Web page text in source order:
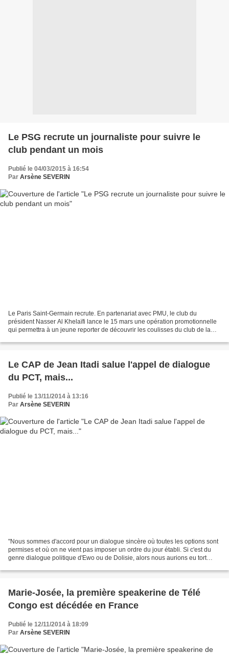
Le PSG recrute un journaliste pour suivre le
club pendant un mois
Publié le 04/03/2015 à 16:54
Par Arsène SEVERIN
Le Paris Saint-Germain recrute. En partenariat avec PMU, le club du
président Nasser Al Khelaïfi lance le 15 mars une opération promotionnelle
qui permettra à un jeune reporter de découvrir les coulisses du club de la
Le CAP de Jean Itadi salue l'appel de dialogue
du PCT, mais...
Publié le 13/11/2014 à 13:16
Par Arsène SEVERIN
"Nous sommes d'accord pour un dialogue sincère où toutes les options sont
permises et où on ne vient pas imposer un ordre du jour établi. Si c'est du
genre dialogue politique d'Ewo ou de Dolisie, alors nous aurions eu tort
Marie-Josée, la première speakerine de Télé
Congo est décédée en France
Publié le 12/11/2014 à 18:09
Par Arsène SEVERIN